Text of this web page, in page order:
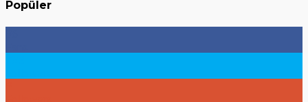
Popüler